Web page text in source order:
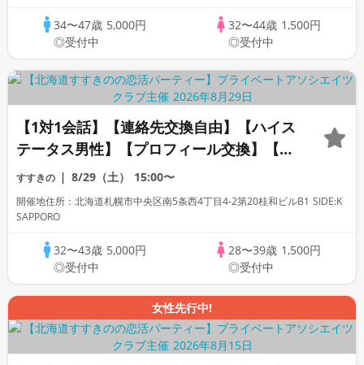
34〜47歳 5,000円
◎受付中
32〜44歳 1,500円
◎受付中
【1対1会話】【連絡先交換自由】【ハイス
テータス男性】【プロフィール交換】【カ
ップリングなし】【女性30代中心】初めて
の方も人見知りの方も安心です◇プライベ
ートアソシエイツクラブ
すすきの 8/29（土） 15:00〜
開催地住所：北海道札幌市中央区南5条西4丁目4-2第20桂和ビルB1 SIDE:K
SAPPORO
32〜43歳 5,000円
◎受付中
28〜39歳 1,500円
◎受付中
女性先行中!